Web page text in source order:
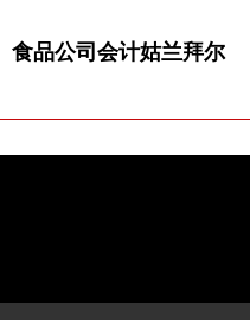
食品公司会计姑兰拜尔